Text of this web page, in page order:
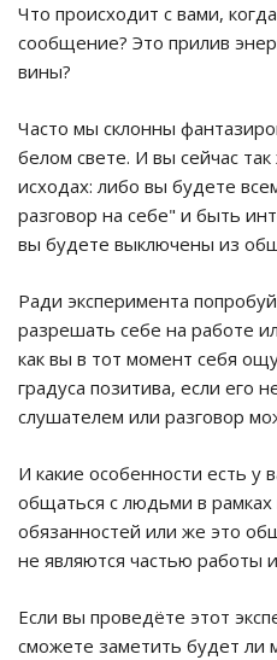
Что происходит с вами,
сообщение? Это прилив
вины?
Часто мы склонны
белом свете. И вы сейчас
исходах: либо вы будете
разговор на себе" и быть
вы будете выключены из
Ради эксперимента
разрешать себе на работе
как вы в тот момент себя
градуса позитива, если его
слушателем или разговор
И какие особенности есть
общаться с людьми в
обязанностей или же это
не являются частью работы
Если вы проведёте этот
сможете заметить будет